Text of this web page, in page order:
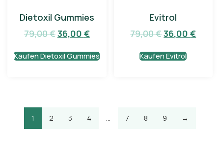
Dietoxil Gummies
79,00€36,00 €
Kaufen Dietoxil Gummies
Evitrol
79,00€36,00€
Kaufen Evitrol
1 2 3 4 … 7 8 9 →